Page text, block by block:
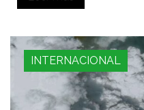
INTERNACIONAL